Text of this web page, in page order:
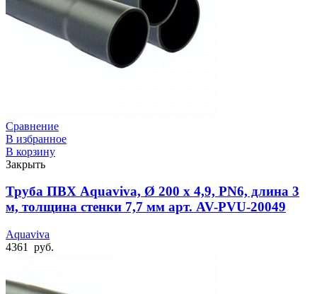
Сравнение
В избранное
В корзину
Закрыть
Труба ПВХ Aquaviva, Ø 200 x 4,9, PN6, длина 3
м, толщина стенки 7,7 мм арт. AV-PVU-20049
Aquaviva
4361
руб.